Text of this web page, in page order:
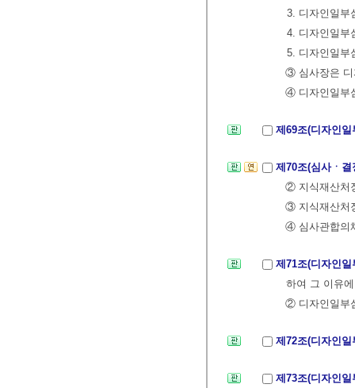
3. 디자인일부
4. 디자인일부
5. 디자인일부
③ 심사장은 디
④ 디자인일부
제69조(디자인
제70조(심사ㆍ
② 지식재산처
③ 지식재산처
④ 심사관합의
제71조(디자인
하여 그 이유
② 디자인일부
제72조(디자인
제73조(디자인